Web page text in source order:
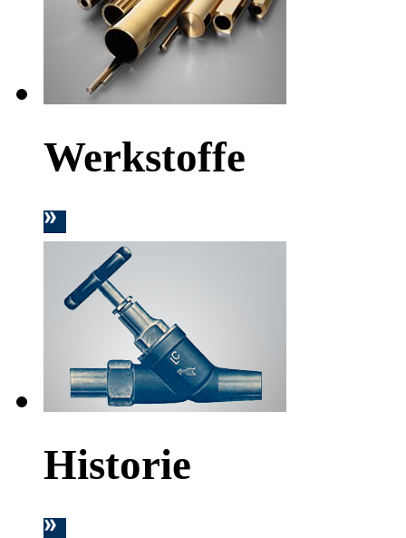
Werkstoffe
Historie